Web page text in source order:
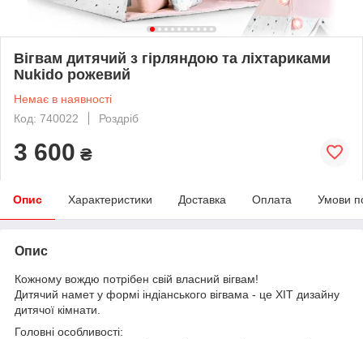
Вігвам дитячий з гірляндою та ліхтариками
Nukido рожевий
Немає в наявності
Код: 740022
Роздріб
3 600 ₴
Опис Характеристики Доставка Оплата Умови
Опис
Кожному вождю потрібен свій власний вігвам!
Дитячий намет у формі індіанського вігвама - це ХІТ дизайну
дитячої кімнати.
Головні особливості: